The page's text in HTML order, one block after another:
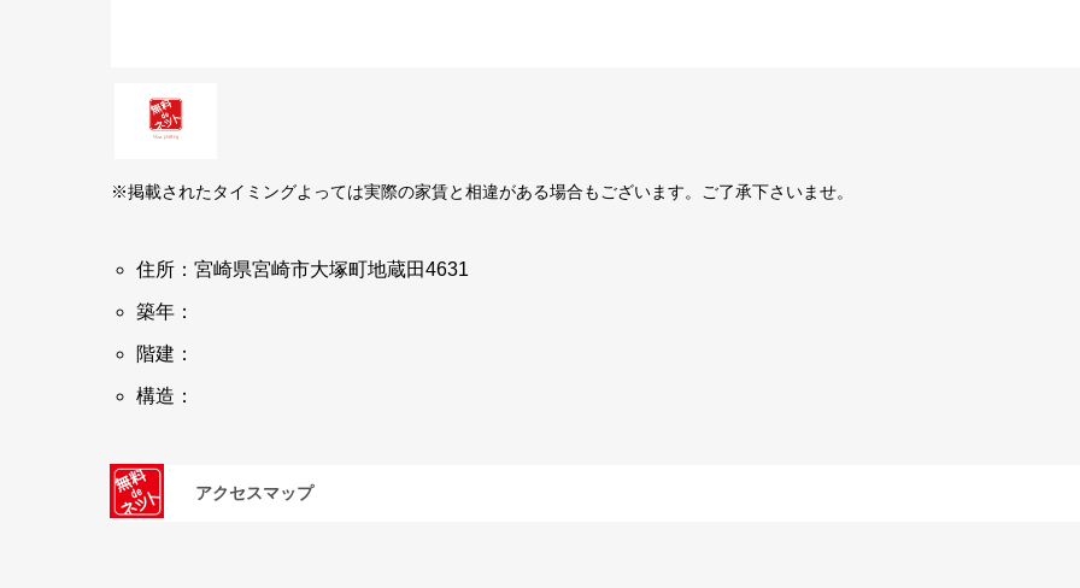
※掲載されたタイミングよっては実際の家賃と相違がある場合もございます。ご了承下さいませ。
住所：宮崎県宮崎市大塚町地蔵田4631
築年：
階建：
構造：
アクセスマップ